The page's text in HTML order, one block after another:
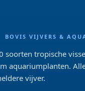
BOVIS VIJVERS &
soorten tropische
aquariumplanten.
vijver.